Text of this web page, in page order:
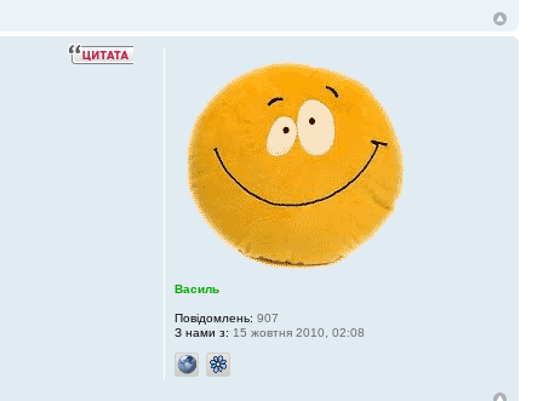
Василь
Повідомлень: 907
З нами з: 15 жовтня 2010, 02:08